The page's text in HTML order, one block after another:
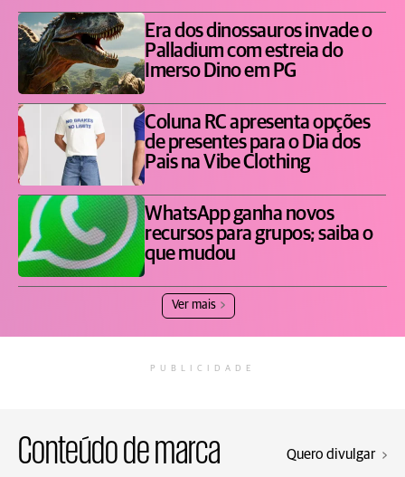
Era dos dinossauros invade o
Palladium com estreia do
Imerso Dino em PG
Coluna RC apresenta opções
de presentes para o Dia dos
Pais na Vibe Clothing
WhatsApp ganha novos
recursos para grupos; saiba o
que mudou
Ver mais
PUBLICIDADE
Conteúdo de marca Quero divulgar